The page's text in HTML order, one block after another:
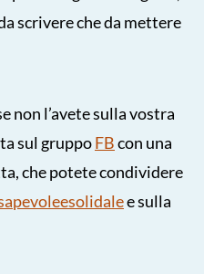
scrivere che da mettere
non l’avete sulla vostra
sul gruppoFBcon una
che potete condividere
e sulla